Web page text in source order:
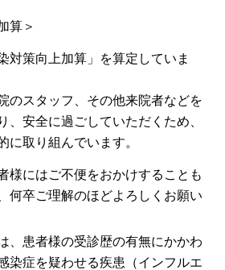
算＞
対策向上加算」を算定していま
のスタッフ、その他来院者などを
、安全に過ごしていただくため、
に取り組んでいます。
様にはご不便をおかけすることも
何卒ご理解のほどよろしくお願い
、患者様の受診歴の有無にかかわ
染症を疑わせる疾患（インフルエ